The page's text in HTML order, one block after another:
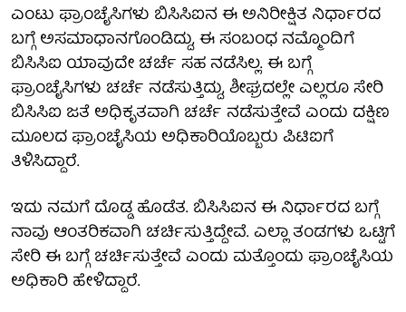
ಎಂಟು ಫ್ರಾಂಚೈಸಿಗಳು ಬಿಸಿಸಿಐನ ಈ ಅನಿರೀಕ್ಷಿತ ನಿರ್ಧಾರದ
ಬಗ್ಗೆ ಅಸಮಾಧಾನಗೊಂಡಿದ್ದು, ಈ ಸಂಬಂಧ ನಮ್ಮೊಂದಿಗೆ
ಬಿಸಿಸಿಐ ಯಾವುದೇ ಚರ್ಚೆ ಸಹ ನಡೆಸಿಲ್ಲ. ಈ ಬಗ್ಗೆ
ಫ್ರಾಂಚೈಸಿಗಳು ಚರ್ಚೆ ನಡೆಸುತ್ತಿದ್ದು, ಶೀಘ್ರದಲ್ಲೇ ಎಲ್ಲರೂ ಸೇರಿ
ಬಿಸಿಸಿಐ ಜತೆ ಅಧಿಕೃತವಾಗಿ ಚರ್ಚೆ ನಡೆಸುತ್ತೇವೆ ಎಂದು ದಕ್ಷಿಣ
ಮೂಲದ ಫ್ರಾಂಚೈಸಿಯ ಅಧಿಕಾರಿಯೊಬ್ಬರು ಪಿಟಿಐಗೆ
ತಿಳಿಸಿದ್ದಾರೆ.
ಇದು ನಮಗೆ ದೊಡ್ಡ ಹೊಡೆತ. ಬಿಸಿಸಿಐನ ಈ ನಿರ್ಧಾರದ ಬಗ್ಗೆ
ನಾವು ಆಂತರಿಕವಾಗಿ ಚರ್ಚಿಸುತ್ತಿದ್ದೇವೆ. ಎಲ್ಲಾ ತಂಡಗಳು ಒಟ್ಟಿಗೆ
ಸೇರಿ ಈ ಬಗ್ಗೆ ಚರ್ಚಿಸುತ್ತೇವೆ ಎಂದು ಮತ್ತೊಂದು ಫ್ರಾಂಚೈಸಿಯ
ಅಧಿಕಾರಿ ಹೇಳಿದ್ದಾರೆ.